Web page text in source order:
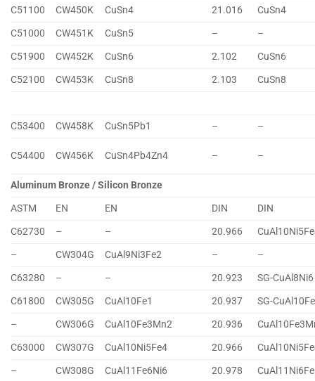
C51100
CW450K CuSn4 21.016
CuSn4
C51000
CW451K CuSn5 –
–
C51900
CW452K CuSn6 2.102
CuSn6
C52100
CW453K CuSn8 2.103 CuSn8
C53400 CW458K CuSn5Pb1 – –
C54400 CW456K CuSn4Pb4Zn4 – –
Aluminum Bronze / Silicon Bronze
ASTM
EN EN DIN
DIN
C62730
– – 20.966
–
CW304G CuAl9Ni3Fe2 –
–
C63280
– – 20.923
SG-CuAl8Ni6
C61800
CW305G CuAl10Fe1 20.937
SG-CuAl10Fe
–
CW306G CuAl10Fe3Mn2 20.936
C63000
CW307G CuAl10Ni5Fe4 20.966
–
CW308G CuAl11Fe6Ni6 20.978